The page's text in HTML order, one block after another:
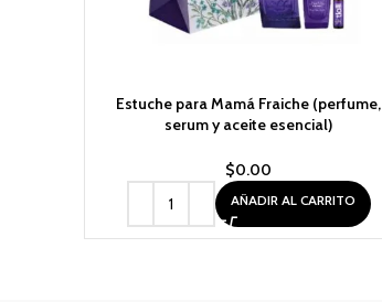
Estuche para Mamá Fraiche (perfume,
serum y aceite esencial)
$0.00
AÑADIR AL CARRITO